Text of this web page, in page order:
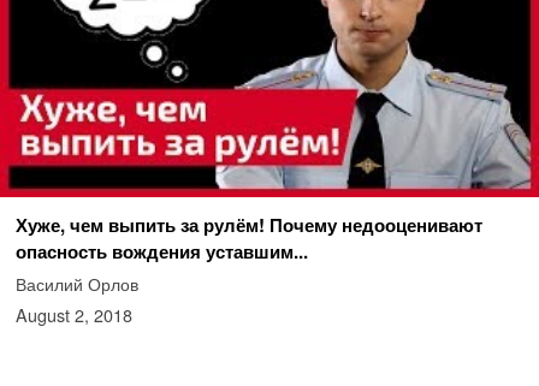
Хуже, чем выпить за рулём! Почему недооценивают
опасность вождения уставшим...
Василий Орлов
August 2, 2018